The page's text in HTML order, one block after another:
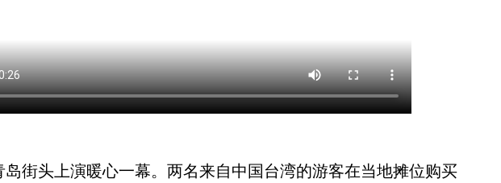
头上演暖心一幕。两名来自中国台湾的游客在当地摊位购买